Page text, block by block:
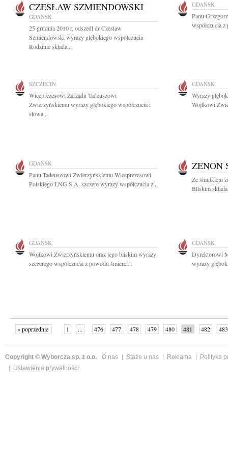
CZESŁAW SZMIENDOWSKI
GDAŃSK
25 grudnia 2010 r. odszedł dr Czesław
Szmiendowski wyrazy głębokiego współczucia
Rodzinie składa...
GDAŃSK
Panu
współczucia
SZCZECIN
Wiceprezesowi Zarządu Tadeuszowi
Zwierzyńskiemu wyrazy głębokiego współczucia i
słowa...
GDAŃSK
Wyrazy
Wojtkowi
GDAŃSK
Panu Tadeuszowi Zwierzyńskiemu Wiceprezesowi
Polskiego LNG S.A. szczere wyrazy współczucia z...
ZENON
Ze smutkiem
Bliskim
GDAŃSK
Wojtkowi Zwierzyńskiemu oraz jego bliskim wyrazy
szczerego współczucia z powodu śmierci...
GDAŃSK
Dyrektorowi
wyrazy
« poprzednie 1 ... 476 477 478 479 480 481 482
483
Copyright © Wyborcza sp. z o.o. O nas Staże u nas Reklama
Polityka
Ustawienia prywatności